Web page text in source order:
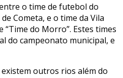
o time de futebol do
Cometa, e o time da Vila
“Time do Morro”. Estes times
do campeonato municipal, e
outros rios além do